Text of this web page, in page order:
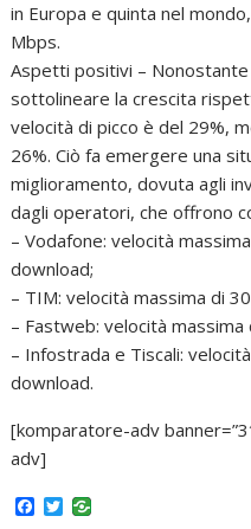
in Europa e quinta nel
Mbps.
Aspetti positivi –
sottolineare la crescita
velocità di picco è del 29%,
26%. Ciò fa emergere una
miglioramento, dovuta agli
dagli operatori, che offrono
– Vodafone: velocità
download;
– TIM: velocità massima di
– Fastweb: velocità
– Infostrada e Tiscali:
download.
[komparatore-adv
adv]
F T